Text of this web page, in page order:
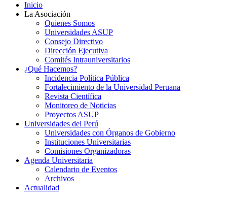
Inicio
La Asociación
Quienes Somos
Universidades ASUP
Consejo Directivo
Dirección Ejecutiva
Comités Intrauniversitarios
¿Qué Hacemos?
Incidencia Política Pública
Fortalecimiento de la Universidad Peruana
Revista Científica
Monitoreo de Noticias
Proyectos ASUP
Universidades del Perú
Universidades con Órganos de Gobierno
Instituciones Universitarias
Comisiones Organizadoras
Agenda Universitaria
Calendario de Eventos
Archivos
Actualidad